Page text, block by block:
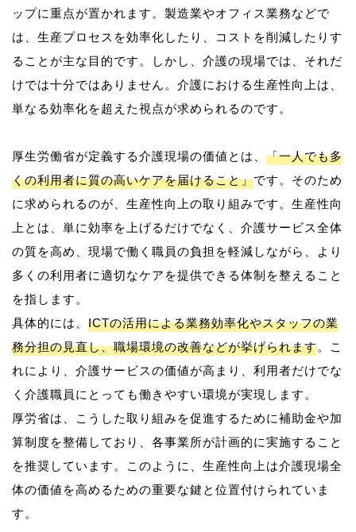
ップに重点が置かれます。製造業やオフィス業務などで
は、生産プロセスを効率化したり、コストを削減したりす
ることが主な目的です。しかし、介護の現場では、それだ
けでは十分ではありません。介護における生産性向上は、
単なる効率化を超えた視点が求められるのです。
厚生労働省が定義する介護現場の価値とは、 「一人でも多
くの利用者に質の高いケアを届けること」です。そのため
に求められるのが、生産性向上の取り組みです。生産性向
上とは、単に効率を上げるだけでなく、介護サービス全体
の質を高め、現場で働く職員の負担を軽減しながら、より
多くの利用者に適切なケアを提供できる体制を整えること
を指します。
具体的には、 ICTの活用による業務効率化やスタッフの業
務分担の見直し、職場環境の改善などが挙げられます。こ
れにより、介護サービスの価値が高まり、利用者だけでな
く介護職員にとっても働きやすい環境が実現します。
厚労省は、こうした取り組みを促進するために補助金や加
算制度を整備しており、各事業所が計画的に実施すること
を推奨しています。このように、生産性向上は介護現場全
体の価値を高めるための重要な鍵と位置付けられていま